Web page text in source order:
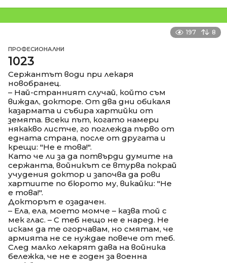
197 8
ПРОФЕСИОНАЛНИ
1023
Сержантът води при лекаря
новобранец.
– Най-странният случай, който съм
виждал, докторе. От два дни обикаля
казармата и събира хартийки от
земята. Всеки път, когато намери
някакво листче, го поглежда първо от
едната страна, после от другата и
крещи: "Не е това!".
Като че ли за да потвърди думите на
сержанта, войникът се втурва покрай
учудения доктор и започва да рови
хартиите по бюрото му, викайки: "Не
е това!".
Докторът е озадачен.
– Ела, ела, моето момче – казва той с
мек глас. – С теб нещо не е наред. Не
искам да те огорчавам, но смятам, че
армията не се нуждае повече от теб.
След малко лекарят дава на войника
бележка, че не е годен за военна